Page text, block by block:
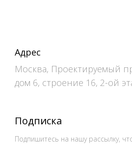
Адрес
Москва, Проектируемый
дом 6, строение 16, 2-ой
Подписка
Подпишитесь на нашу рассылку,